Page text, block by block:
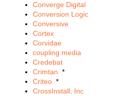
Converge Digital
Conversion Logic
Conversive
Cortex
Corvidae
coupling media
Credebat
Crimtan *
Criteo *
CrossInstall, Inc